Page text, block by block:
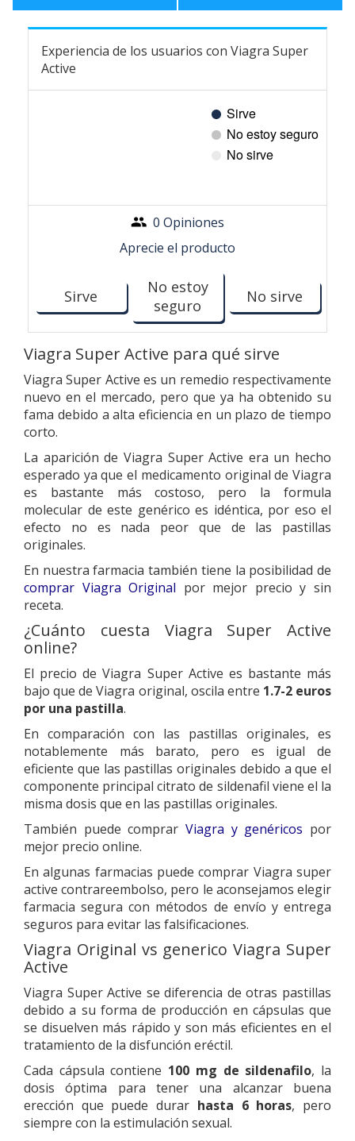
Experiencia de los usuarios con Viagra Super
Active
0 Opiniones
Aprecie el producto
Sirve
No estoy
seguro
No sirve
Viagra Super Active para qué sirve
Viagra Super Active es un remedio respectivamente
nuevo en el mercado, pero que ya ha obtenido su
fama debido a alta eficiencia en un plazo de tiempo
corto.
La aparición de Viagra Super Active era un hecho
esperado ya que el medicamento original de Viagra
es bastante más costoso, pero la formula
molecular de este genérico es idéntica, por eso el
efecto no es nada peor que de las pastillas
originales.
En nuestra farmacia también tiene la posibilidad de
comprar Viagra Original por mejor precio y sin
receta.
¿Cuánto cuesta Viagra Super Active
online?
El precio de Viagra Super Active es bastante más
bajo que de Viagra original, oscila entre 1.7-2 euros
por una pastilla.
En comparación con las pastillas originales, es
notablemente más barato, pero es igual de
eficiente que las pastillas originales debido a que el
componente principal citrato de sildenafil viene el la
misma dosis que en las pastillas originales.
También puede comprar Viagra y genéricos por
mejor precio online.
En algunas farmacias puede comprar Viagra super
active contrareembolso, pero le aconsejamos elegir
farmacia segura con métodos de envío y entrega
seguros para evitar las falsificaciones.
Viagra Original vs generico Viagra Super
Active
Viagra Super Active se diferencia de otras pastillas
debido a su forma de producción en cápsulas que
se disuelven más rápido y son más eficientes en el
tratamiento de la disfunción eréctil.
Cada cápsula contiene 100 mg de sildenafilo, la
dosis óptima para tener una alcanzar buena
erección que puede durar hasta 6 horas, pero
siempre con la estimulación sexual.